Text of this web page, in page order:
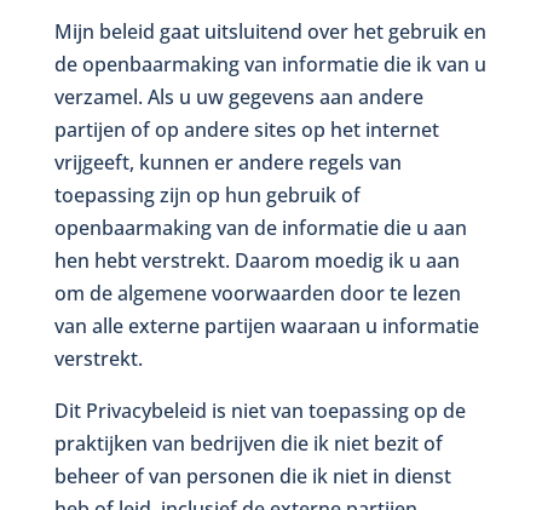
Mijn beleid gaat uitsluitend over het gebruik en
de openbaarmaking van informatie die ik van u
verzamel. Als u uw gegevens aan andere
partijen of op andere sites op het internet
vrijgeeft, kunnen er andere regels van
toepassing zijn op hun gebruik of
openbaarmaking van de informatie die u aan
hen hebt verstrekt. Daarom moedig ik u aan
om de algemene voorwaarden door te lezen
van alle externe partijen waaraan u informatie
verstrekt.
Dit Privacybeleid is niet van toepassing op de
praktijken van bedrijven die ik niet bezit of
beheer of van personen die ik niet in dienst